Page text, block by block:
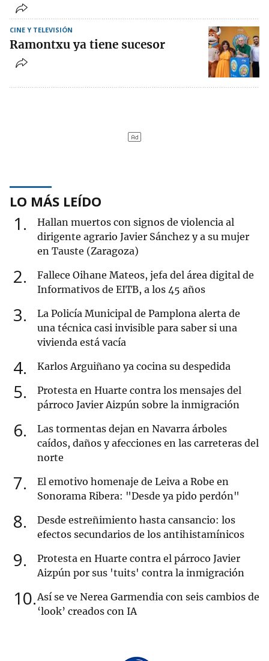
CINE Y TELEVISIÓN
Ramontxu ya tiene sucesor
LO MÁS LEÍDO
1
Hallan muertos con signos de violencia al
dirigente agrario Javier Sánchez y a su mujer
en Tauste (Zaragoza)
2
Fallece Oihane Mateos, jefa del área digital de
Informativos de EITB, a los 45 años
3
La Policía Municipal de Pamplona alerta de
una técnica casi invisible para saber si una
vivienda está vacía
4 Karlos Arguiñano ya cocina su despedida
5
Protesta en Huarte contra los mensajes del
párroco Javier Aizpún sobre la inmigración
6
Las tormentas dejan en Navarra árboles
caídos, daños y afecciones en las carreteras del
norte
7
El emotivo homenaje de Leiva a Robe en
Sonorama Ribera: "Desde ya pido perdón"
8
Desde estreñimiento hasta cansancio: los
efectos secundarios de los antihistamínicos
9
Protesta en Huarte contra el párroco Javier
Aizpún por sus 'tuits' contra la inmigración
10 Así se ve Nerea Garmendia con seis cambios de
‘look’ creados con IA